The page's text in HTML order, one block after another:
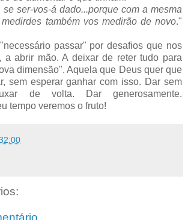
se ser-vos-á dado...porque com a mesma
também vos medirão de novo."
passar" por desafios que nos
a abrir mão. A deixar de reter tudo para
dimensão". Aquela que Deus quer que
sem esperar ganhar com isso. Dar sem
de volta. Dar generosamente.
tempo veremos o fruto!